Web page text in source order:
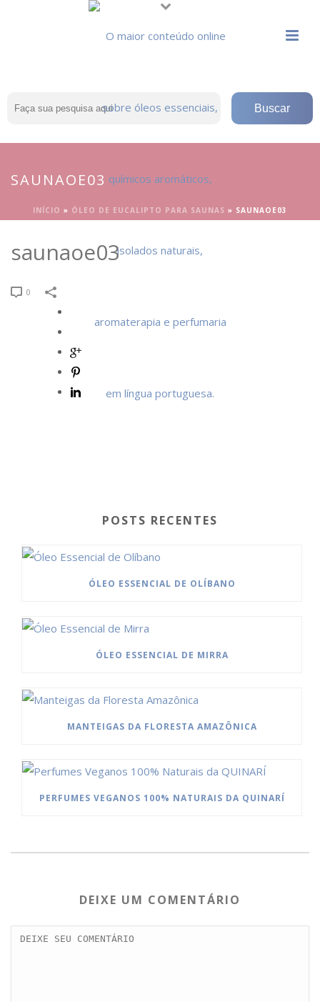
SAUNAOE03
INÍCIO » ÓLEO DE EUCALIPTO PARA SAUNAS » SAUNAOE03
saunaoe03
0
POSTS RECENTES
ÓLEO ESSENCIAL DE OLÍBANO
ÓLEO ESSENCIAL DE MIRRA
MANTEIGAS DA FLORESTA AMAZÔNICA
PERFUMES VEGANOS 100% NATURAIS DA QUINARÍ
DEIXE UM COMENTÁRIO